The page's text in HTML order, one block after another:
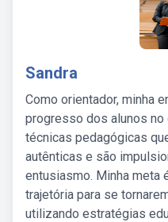
Sandra
Como orientador, minha
progresso dos alunos no
técnicas pedagógicas
autênticas e são
entusiasmo. Minha meta
trajetória para se
utilizando estratégias